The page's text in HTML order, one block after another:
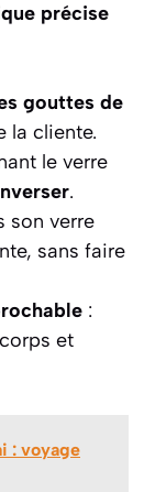
précise
gouttes de
la cliente.
le verre
.
son verre
sans faire
:
et
: voyage